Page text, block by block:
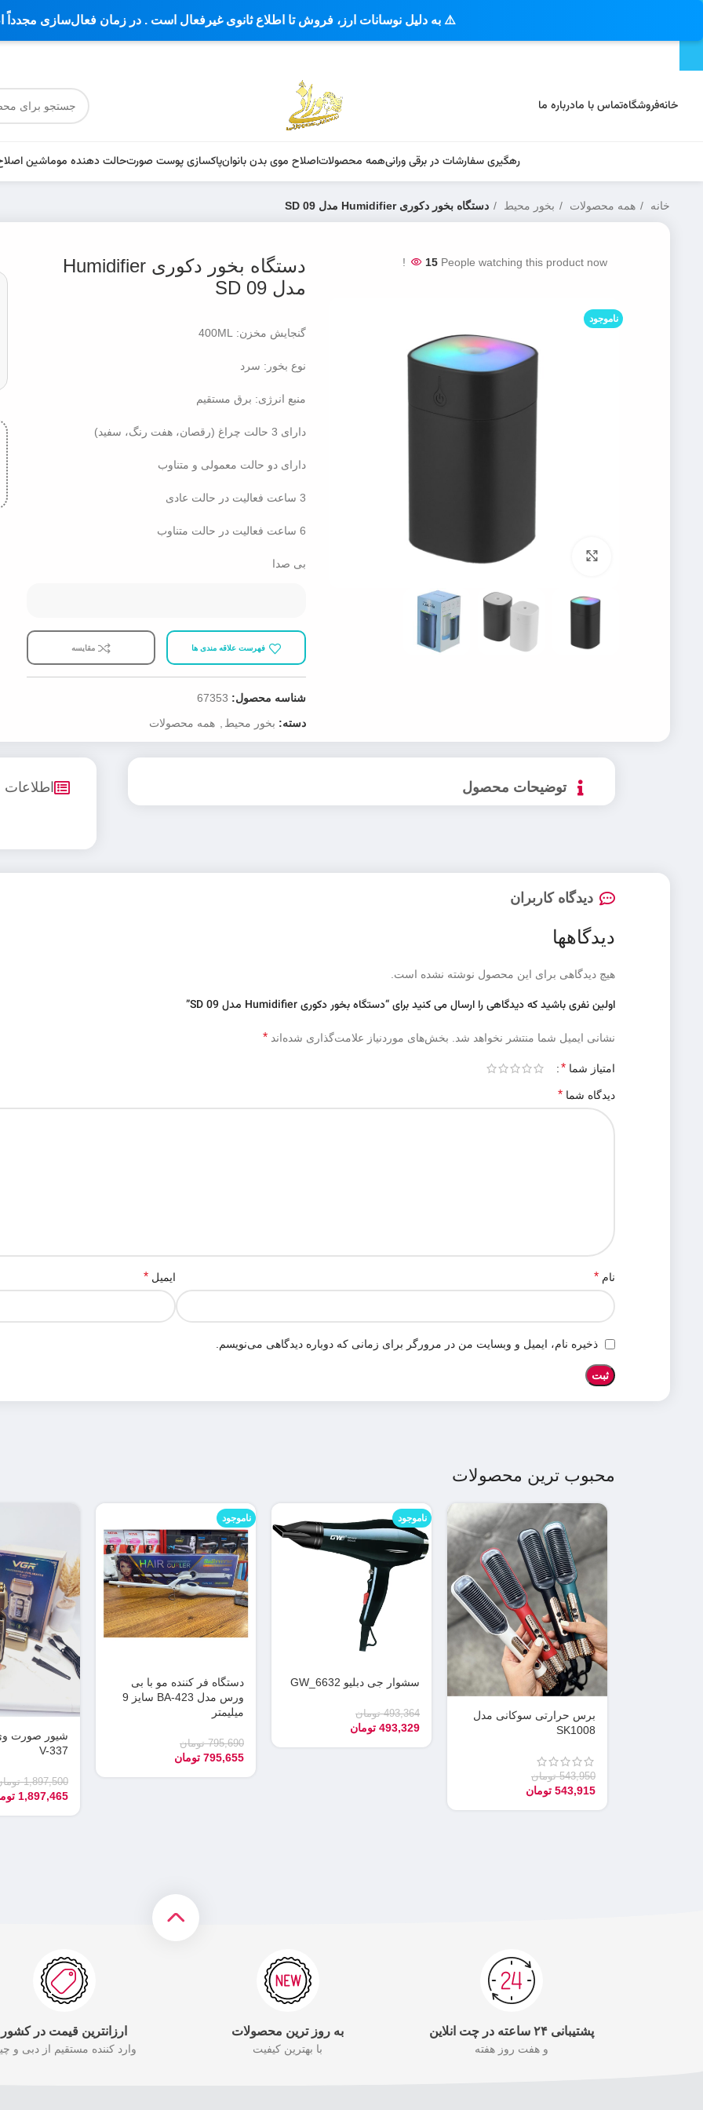
خانهفروشگاهتماس با مادرباره ما
رهگیری سفارشات در برقی ورانیهمه محصولاتاصلاح موی بدن بانوانپاکسازی پوست صورتحالت دهنده موماشین
خانه همه محصولات بخور محیط دستگاه بخور دکوری Humidifier مدل SD 09
15 People watching this product now!
ناموجود
برای بزرگنمایی کلیک کنید
دستگاه بخور دکوری Humidifier
مدل SD 09
گنجایش مخزن: 400ML
نوع بخور: سرد
منبع انرژی: برق مستقیم
دارای 3 حالت چراغ (رقصان، هفت رنگ، سفید)
دارای دو حالت معمولی و متناوب
3 ساعت فعالیت در حالت عادی
6 ساعت فعالیت در حالت متناوب
بی صدا
فهرست علاقه مندی ها مقایسه
شناسه محصول: 67353
دسته: بخور محیط همه محصولات
توضیحات محصول
دیدگاه کاربران
دیدگاهها
هیچ دیدگاهی برای این محصول نوشته نشده است.
اولین نفری باشید که دیدگاهی را ارسال می کنید برای “دستگاه بخور دکوری Humidifier مدل SD 09”
نشانی ایمیل شما منتشر نخواهد شد. بخش‌های موردنیاز علامت‌گذاری شده‌اند *
امتیاز شما *
دیدگاه شما *
نام * ایمیل *
ذخیره نام، ایمیل و وبسایت من در مرورگر برای زمانی که دوباره دیدگاهی می‌نویسم.
محبوب ترین محصولات
برس حرارتی سوکانی مدل
SK1008
543,950 تومان
543,915 تومان
ناموجود
سشوار جی دبلیو GW_6632
493,364 تومان
493,329 تومان
ناموجود
دستگاه فر کننده مو با بی
ورس مدل BA-423 سایز 9
میلیمتر
795,690 تومان
795,655 تومان
شیور صورت
V-337
1,897,500
1,897,465
پشتیبانی ۲۴ ساعته در چت انلاین
و هفت روز هفته
به روز ترین محصولات
با بهترین کیفیت
ارزانترین قیمت در کشور
وارد کننده مستقیم از دبی و
⚠️ به دلیل نوسانات ارز، فروش تا اطلاع ثانوی غیرفعال است . در زمان فعال‌سازی